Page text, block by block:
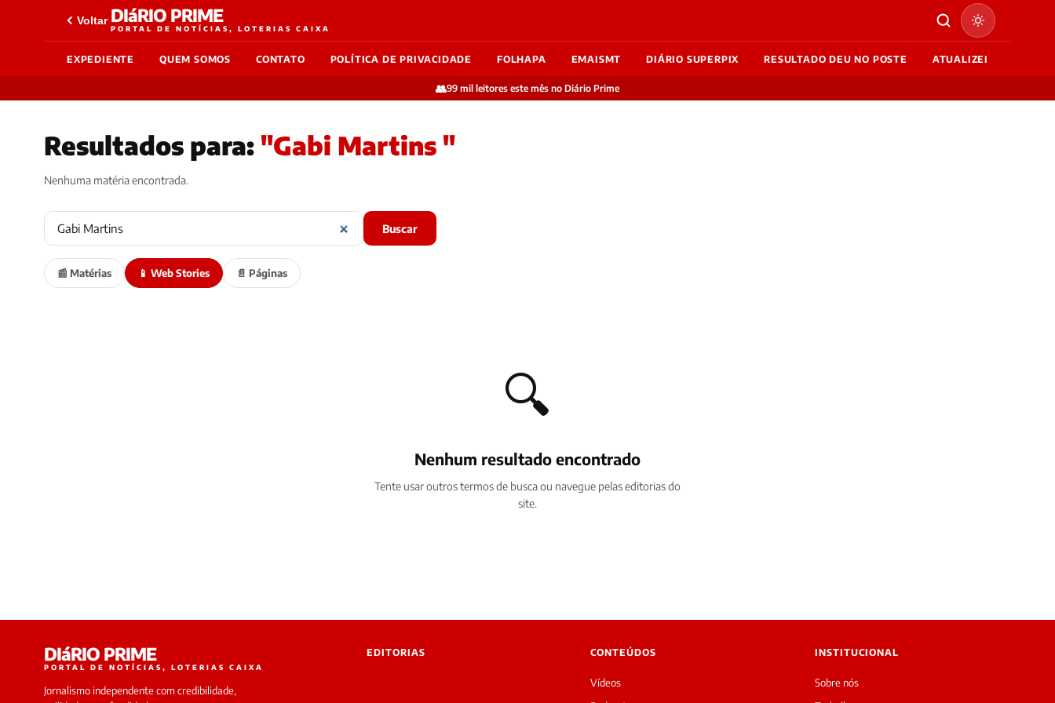
Voltar DIáRIO PRIME
PORTAL DE NOTÍCIAS, LOTERIAS CAIXA
EXPEDIENTE QUEM SOMOS CONTATO POLÍTICA DE PRIVACIDADE FOLHAPA EMAISMT DIÁRIO SUPERPIX RESULTADO DEU NO POSTE ATUALIZEI
👥99 mil leitores este mês no Diário Prime
Resultados para: "Gabi Martins "
Nenhuma matéria encontrada.
Buscar
📰 Matérias 📱 Web Stories 📄 Páginas
🔍
Nenhum resultado encontrado
Tente usar outros termos de busca ou navegue pelas editorias do
site.
DIáRIO PRIME
PORTAL DE NOTÍCIAS, LOTERIAS CAIXA
Jornalismo independente com credibilidade,
EDITORIAS CONTEÚDOS
Vídeos
INSTITUCIONAL
Sobre nós